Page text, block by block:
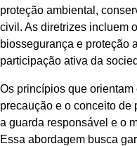
proteção ambiental,
civil. As diretrizes incluem
biossegurança e proteção
participação ativa da
Os princípios que
precaução e o conceito de
a guarda responsável e o
Essa abordagem busca